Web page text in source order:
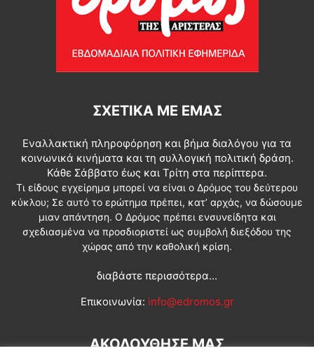
ΣΧΕΤΙΚΆ ΜΕ ΕΜΆΣ
Εναλλακτική πληροφόρηση και βήμα διαλόγου για τα
κοινωνικά κινήματα και τη συλλογική πολιτική δράση.
Κάθε Σάββατο έως και Τρίτη στα περίπτερα.
Τι είδους εγχείρημα μπορεί να είναι ο Δρόμος του δεύτερου
κύκλου; Σε αυτό το ερώτημα πρέπει, κατ’ αρχάς, να δώσουμε
μιαν απάντηση. Ο Δρόμος πρέπει ενσυνείδητα και
σχεδιασμένα να προσδιοριστεί ως συμβολή διεξόδου της
χώρας από την καθολική κρίση.
διαβάστε περισσότερα...
Επικοινωνία: info@edromos.gr
ΑΚΟΛΟΥΘΗΣΕ ΜΑΣ